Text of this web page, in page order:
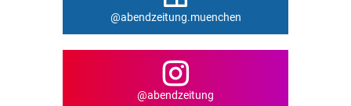
@abendzeitung.muenchen
@abendzeitung